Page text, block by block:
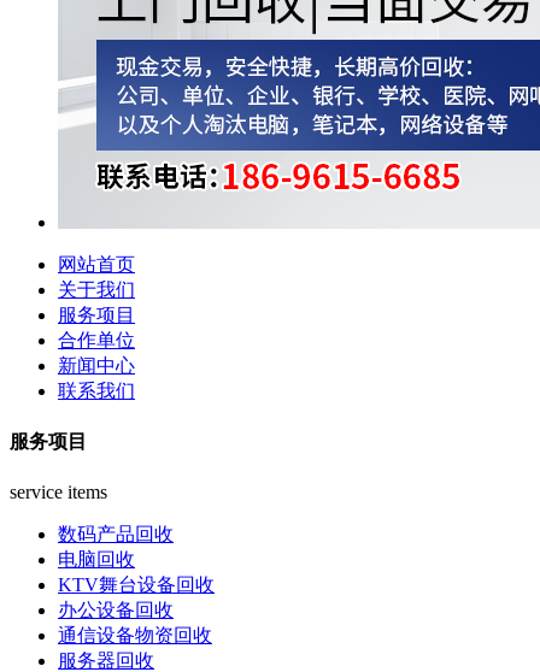
网站首页
关于我们
服务项目
合作单位
新闻中心
联系我们
服务项目
service items
数码产品回收
电脑回收
KTV舞台设备回收
办公设备回收
通信设备物资回收
服务器回收